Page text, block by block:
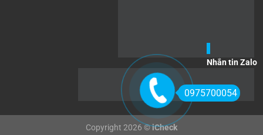
Copyright 2026 ©iCheck
0975700054
Nhắn tin Zalo